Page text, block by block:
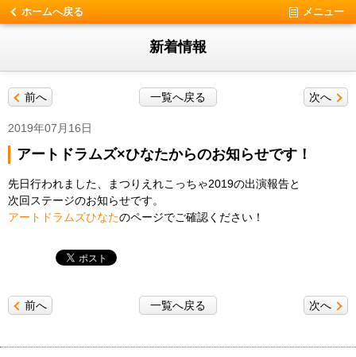
ホームへ戻る メニュー
新着情報
次へ
前へ 一覧へ戻る
2019年07月16日
アートドラムズ×ひなたからのお知らせです！
先日行われました、まつりえれこっちゃ2019の出演報告と
次回ステージのお知らせです。
アートドラムズひなたのページでご確認ください！
次へ
前へ 一覧へ戻る